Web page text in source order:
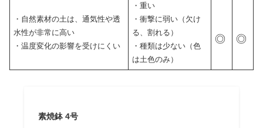
・自然素材の土は、通気性や透
水性が非常に高い
・温度変化の影響を受けにくい
・重い
・衝撃に弱い（欠け
る、割れる）
・種類は少ない（色
は土色のみ）
◎ ◎
素焼鉢 4号